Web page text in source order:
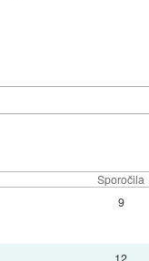
Sporočila
9